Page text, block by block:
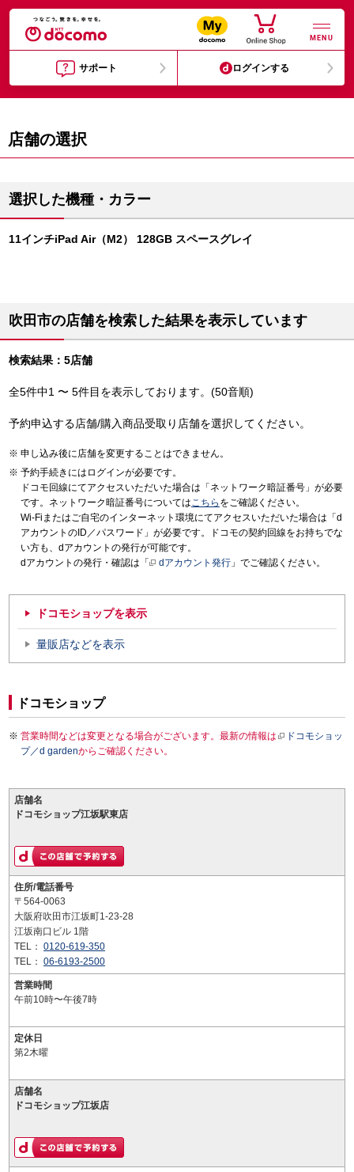
MENU
サポート ログインする
店舗の選択
選択した機種・カラー
11インチiPad Air（M2） 128GB スペースグレイ
吹田市の店舗を検索した結果を表示しています
検索結果：5店舗
全5件中1 〜 5件目を表示しております。(50音順)
予約申込する店舗/購入商品受取り店舗を選択してください。
申し込み後に店舗を変更することはできません。
予約手続きにはログインが必要です。
ドコモ回線にてアクセスいただいた場合は「ネットワーク暗証番号」が必要
です。ネットワーク暗証番号についてはこちら をご確認ください。
Wi-Fiまたはご自宅のインターネット環境にてアクセスいただいた場合は「d
アカウントのID／パスワード」が必要です。ドコモの契約回線をお持ちでな
い方も、dアカウントの発行が可能です。
dアカウントの発行・確認は「
dアカウント発行 」でご確認ください。
ドコモショップを表示
量販店などを表示
ドコモショップ
営業時間などは変更となる場合がございます。最新の情報は
ドコモショッ
プ／d gardenからご確認ください。
店舗名
ドコモショップ江坂駅東店
住所/電話番号
〒564-0063
大阪府吹田市江坂町1-23-28
江坂南口ビル 1階
TEL： 0120-619-350
TEL： 06-6193-2500
営業時間
午前10時〜午後7時
定休日
第2木曜
店舗名
ドコモショップ江坂店